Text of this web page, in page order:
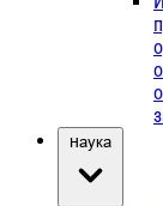
Наука